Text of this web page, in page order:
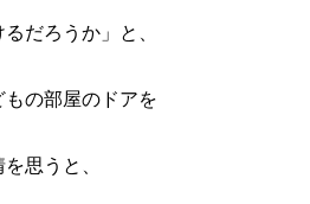
だろうか」と、
の部屋のドアを
思うと、